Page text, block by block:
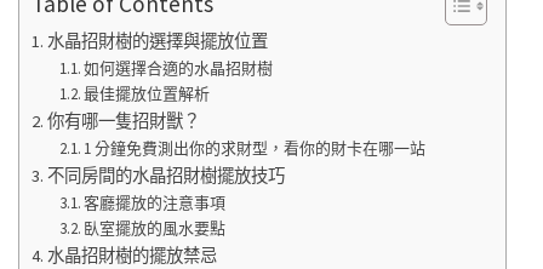
水晶招財樹的選擇與擺放位置
如何選擇合適的水晶招財樹
最佳擺放位置解析
你有哪一隻招財獸？
1 分鐘免費測出你的求財型，看你的財卡在哪一站
不同房間的水晶招財樹擺放技巧
客廳擺放的注意事項
臥室擺放的風水要點
水晶招財樹的擺放禁忌